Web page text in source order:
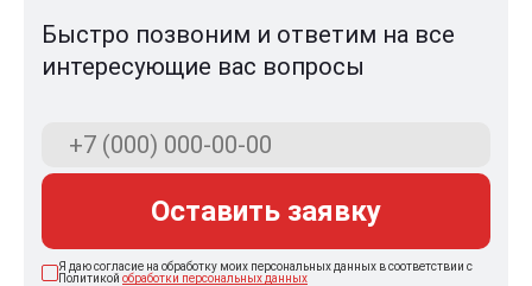
Быстро позвоним и ответим на все
интересующие вас вопросы
Оставить заявку
Я даю согласие на обработку моих персональных данных в соответствии с
Политикой обработки персональных данных